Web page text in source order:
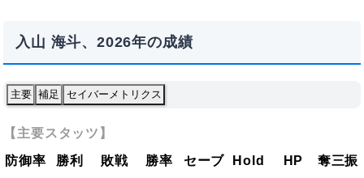
入山 海斗、2026年の成績
主要 補足 セイバーメトリクス
【主要スタッツ】
防御率
勝利 敗戦 勝率 セーブ Hold HP
奪三振